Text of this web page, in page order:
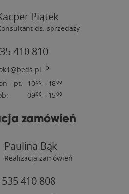
Piątek
ds. sprzedaży
410 810
- pt:
1000 - 1800
0900 - 1500
zamówień
Paulina Bąk
Realizacja zamówień
535 410 808